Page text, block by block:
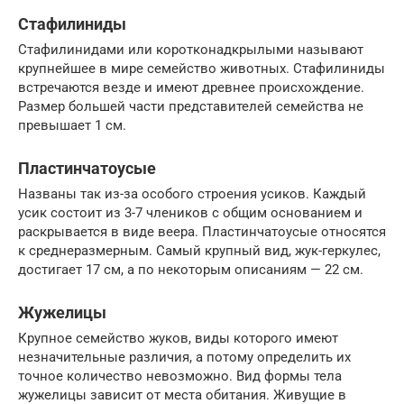
Стафилиниды
Стафилинидами или коротконадкрылыми называют
крупнейшее в мире семейство животных. Стафилиниды
встречаются везде и имеют древнее происхождение.
Размер большей части представителей семейства не
превышает 1 см.
Пластинчатоусые
Названы так из-за особого строения усиков. Каждый
усик состоит из 3-7 члеников с общим основанием и
раскрывается в виде веера. Пластинчатоусые относятся
к среднеразмерным. Самый крупный вид, жук-геркулес,
достигает 17 см, а по некоторым описаниям — 22 см.
Жужелицы
Крупное семейство жуков, виды которого имеют
незначительные различия, а потому определить их
точное количество невозможно. Вид формы тела
жужелицы зависит от места обитания. Живущие в